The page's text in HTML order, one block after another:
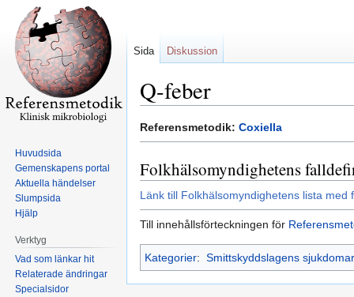
Q-feber
Hoppa
till
navigering
Hoppa
till
sök
Referensmetodik: Coxiella
Folkhälsomyndighetens
Länk till Folkhälsomyndighetens lista
Till innehållsförteckningen för
Kategorier: Smittskyddslagens sjukdomar
Sida Diskussion
Huvudsida
Gemenskapens portal
Aktuella händelser
Slumpsida
Hjälp
Verktyg
Vad som länkar hit
Relaterade ändringar
Specialsidor